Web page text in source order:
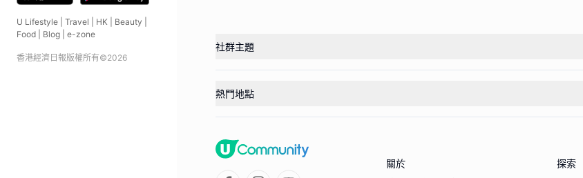
U Lifestyle Travel HK Beauty
Food
Blog e-zone
香港經濟日報版權所有©2026
社群主題
熱門地點
關於 探索